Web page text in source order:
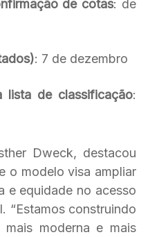
de cotas: de
: 7 de dezembro
lista de classificação:
Dweck, destacou
o modelo visa ampliar
e equidade no acesso
“Estamos construindo
moderna e mais